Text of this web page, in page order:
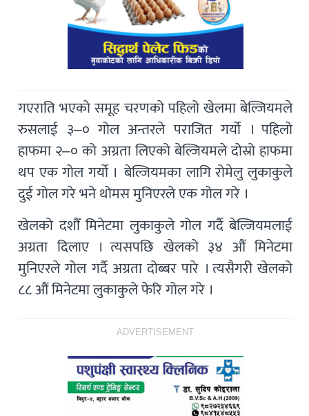
गएराति भएको समूह चरणको पहिलो खेलमा बेल्जियमले
रुसलाई ३–० गोल अन्तरले पराजित गर्यो । पहिलो
हाफमा २–० को अग्रता लिएको बेल्जियमले दोस्रो हाफमा
थप एक गोल गर्यो । बेल्जियमका लागि रोमेलु लुकाकुले
दुई गोल गरे भने थोमस मुनिएरले एक गोल गरे ।
खेलको दशौँ मिनेटमा लुकाकुले गोल गर्दै बेल्जियमलाई
अग्रता दिलाए । त्यसपछि खेलको ३४ औं मिनेटमा
मुनिएरले गोल गर्दै अग्रता दोब्बर पारे । त्यसैगरी खेलको
८८ औं मिनेटमा लुकाकुले फेरि गोल गरे ।
ADVERTISEMENT